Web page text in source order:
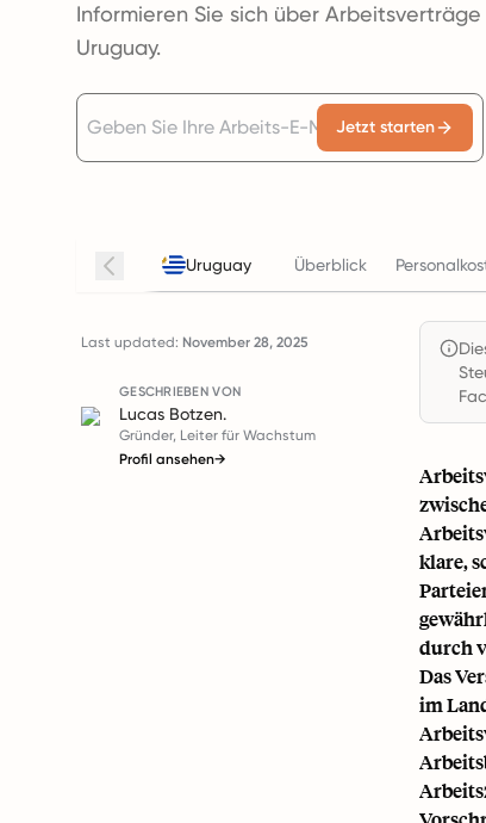
Informieren Sie sich über
Uruguay.
Jetzt starten
Uruguay Überblick
Last updated: November 28, 2025
GESCHRIEBEN VON
Lucas Botzen.
Gründer, Leiter für Wachstum
Profil ansehen→
klare,
durch
Das
im